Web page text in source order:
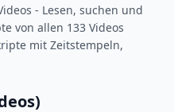
- Lesen, suchen und
von allen 133 Videos
mit Zeitstempeln,